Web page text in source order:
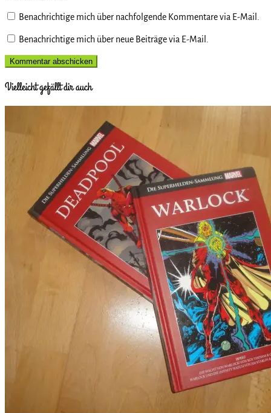
Benachrichtige mich über nachfolgende Kommentare via E-Mail.
Benachrichtige mich über neue Beiträge via E-Mail.
Vielleicht gefällt dir auch